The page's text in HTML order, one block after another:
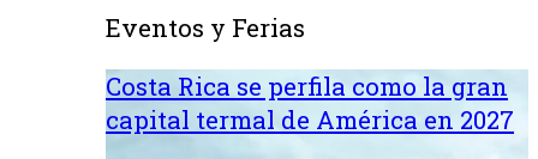
Eventos y Ferias
Costa Rica se perfila como la gran
capital termal de América en 2027